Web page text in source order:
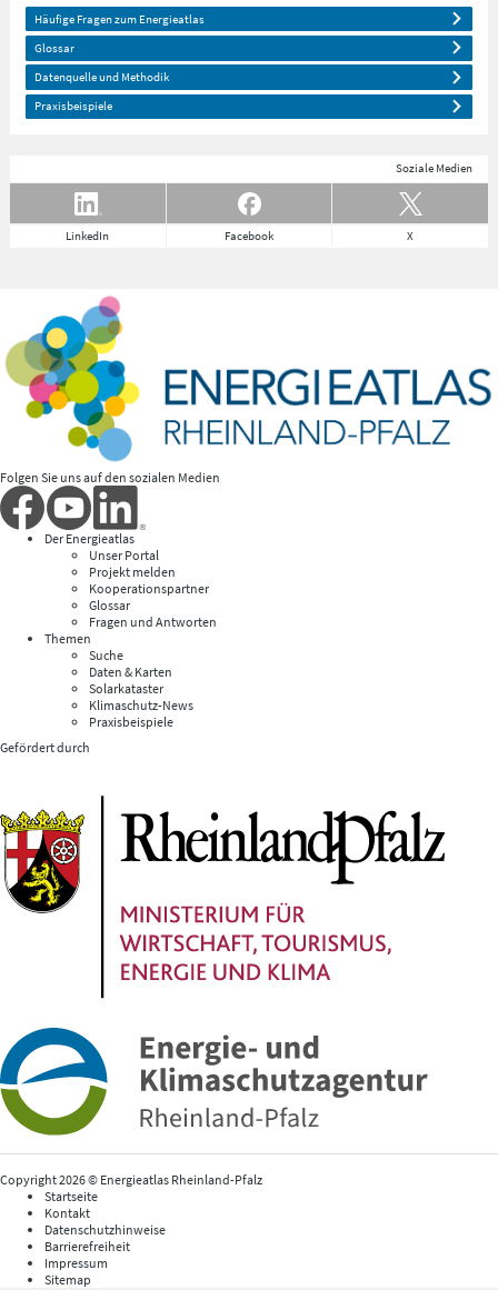
Häufige Fragen zum Energieatlas
Glossar
Datenquelle und Methodik
Praxisbeispiele
Soziale Medien
LinkedIn Facebook X
Folgen Sie uns auf den sozialen Medien
Der Energieatlas
Unser Portal
Projekt melden
Kooperationspartner
Glossar
Fragen und Antworten
Themen
Suche
Daten & Karten
Solarkataster
Klimaschutz-News
Praxisbeispiele
Gefördert durch
Copyright 2026 © Energieatlas Rheinland-Pfalz
Startseite
Kontakt
Datenschutzhinweise
Barrierefreiheit
Impressum
Sitemap